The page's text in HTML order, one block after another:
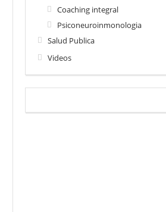
Coaching integral
Psiconeuroinmonologia
Salud Publica
Videos